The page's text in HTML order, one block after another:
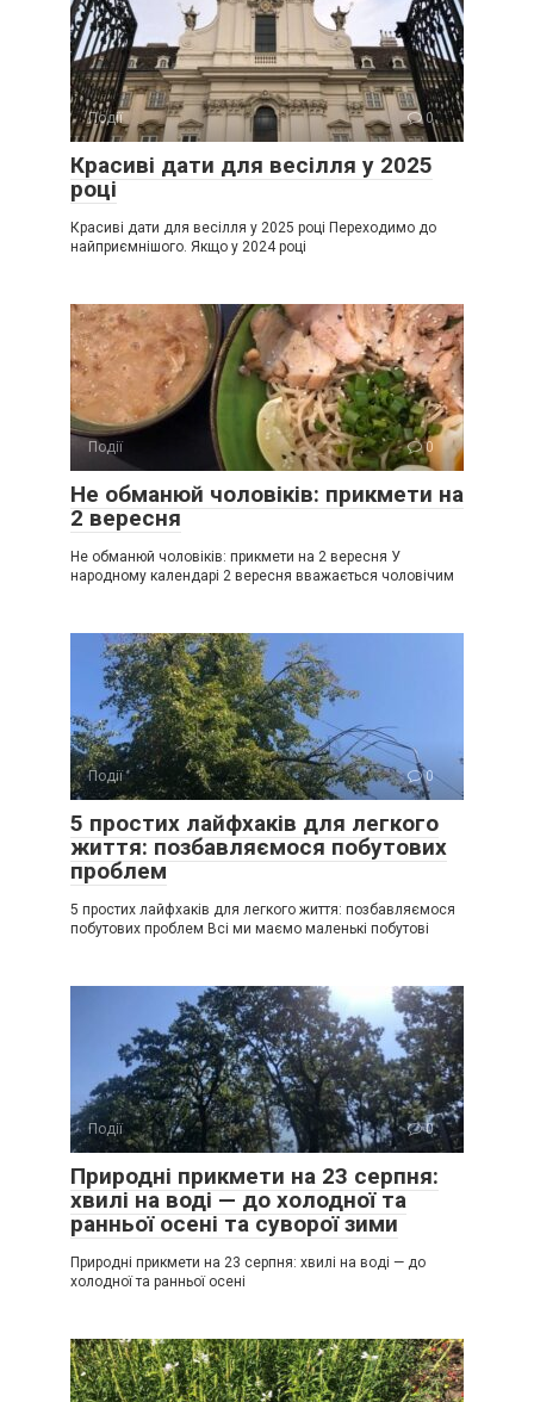
Події 0
Красиві дати для весілля у 2025
році
Красиві дати для весілля у 2025 році Переходимо до
найприємнішого. Якщо у 2024 році
Події 0
Не обманюй чоловіків: прикмети на
2 вересня
Не обманюй чоловіків: прикмети на 2 вересня У
народному календарі 2 вересня вважається чоловічим
Події 0
5 простих лайфхаків для легкого
життя: позбавляємося побутових
проблем
5 простих лайфхаків для легкого життя: позбавляємося
побутових проблем Всі ми маємо маленькі побутові
Події 0
Природні прикмети на 23 серпня:
хвилі на воді — до холодної та
ранньої осені та суворої зими
Природні прикмети на 23 серпня: хвилі на воді — до
холодної та ранньої осені